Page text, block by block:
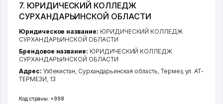
7. ЮРИДИЧЕСКИЙ КОЛЛЕДЖ
СУРХАНДАРЬИНСКОЙ ОБЛАСТИ
Код страны: +998
Юридическое название: ЮРИДИЧЕСКИЙ КОЛЛЕДЖ
СУРХАНДАРЬИНСКОЙ ОБЛАСТИ
Брендовое название: ЮРИДИЧЕСКИЙ КОЛЛЕДЖ
СУРХАНДАРЬИНСКОЙ ОБЛАСТИ
Адрес: Узбекистан, Сурхандарьинская область, Термез,ул. АТ-
ТЕРМЕЗИ, 13